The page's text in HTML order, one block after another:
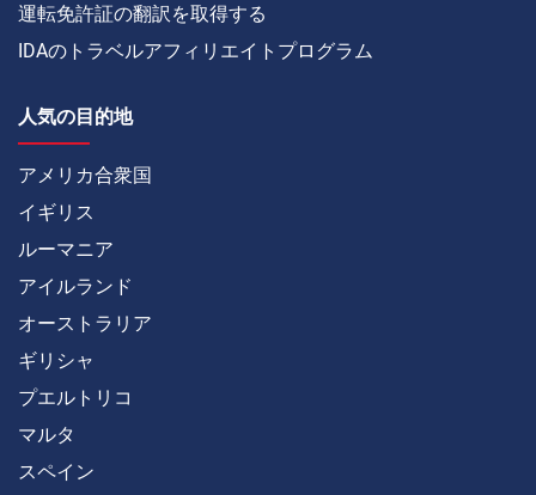
運転免許証の翻訳を取得する
IDAのトラベルアフィリエイトプログラム
人気の目的地
アメリカ合衆国
イギリス
ルーマニア
アイルランド
オーストラリア
ギリシャ
プエルトリコ
マルタ
スペイン